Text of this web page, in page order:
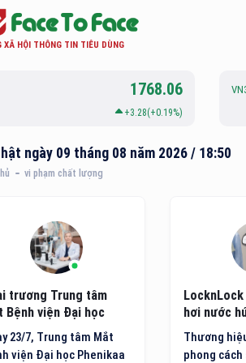
XÃ HỘI THÔNG TIN TIÊU DÙNG
1768.06
+3.28(+0.19%)
ngày 09 tháng 08 năm 2026 / 18:50
vi phạm chất lượng
trương Trung tâm
Bệnh viện Đại học
23/7, Trung tâm Mắt
viện Đại học Phenikaa
hơi nước
minh thế hệ
Thương
phong